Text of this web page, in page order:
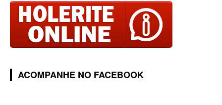
ACOMPANHE NO FACEBOOK